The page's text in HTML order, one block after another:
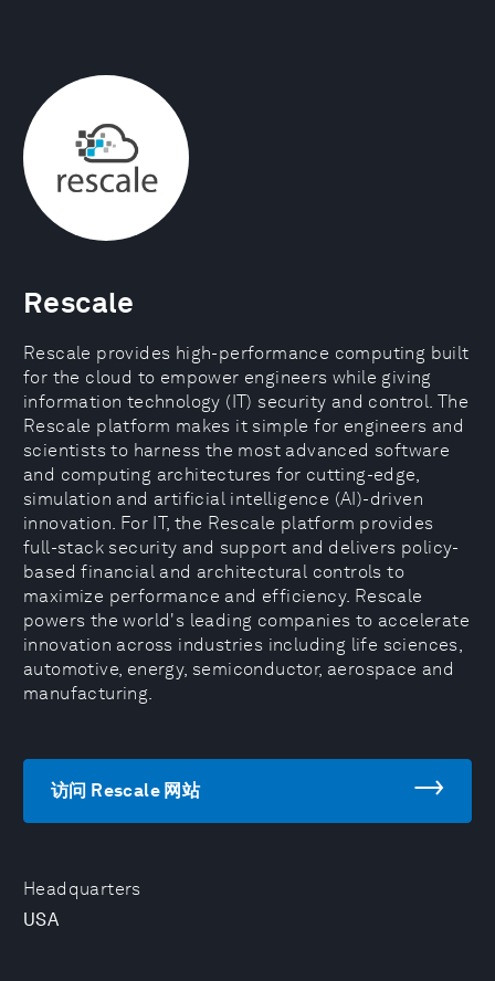
Headquarters
USA
Rescale
Rescale provides high-performance computing built
for the cloud to empower engineers while giving
information technology (IT) security and control. The
Rescale platform makes it simple for engineers and
scientists to harness the most advanced software
and computing architectures for cutting-edge,
simulation and artificial intelligence (AI)-driven
innovation. For IT, the Rescale platform provides
full-stack security and support and delivers policy-
based financial and architectural controls to
maximize performance and efficiency. Rescale
powers the world's leading companies to accelerate
innovation across industries including life sciences,
automotive, energy, semiconductor, aerospace and
manufacturing.
访问 Rescale 网站